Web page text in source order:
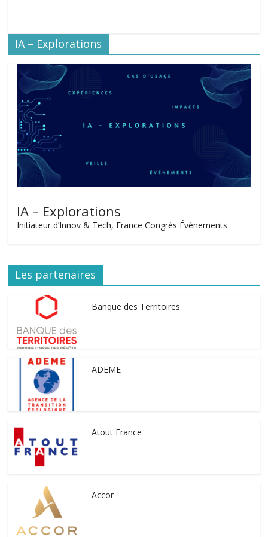
IA – Explorations
IA – Explorations
Initiateur d’Innov & Tech, France Congrès Événements
Les partenaires
Banque des Territoires
ADEME
Atout France
Accor